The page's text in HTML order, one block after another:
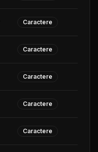
Caractere
Caractere
Caractere
Caractere
Caractere